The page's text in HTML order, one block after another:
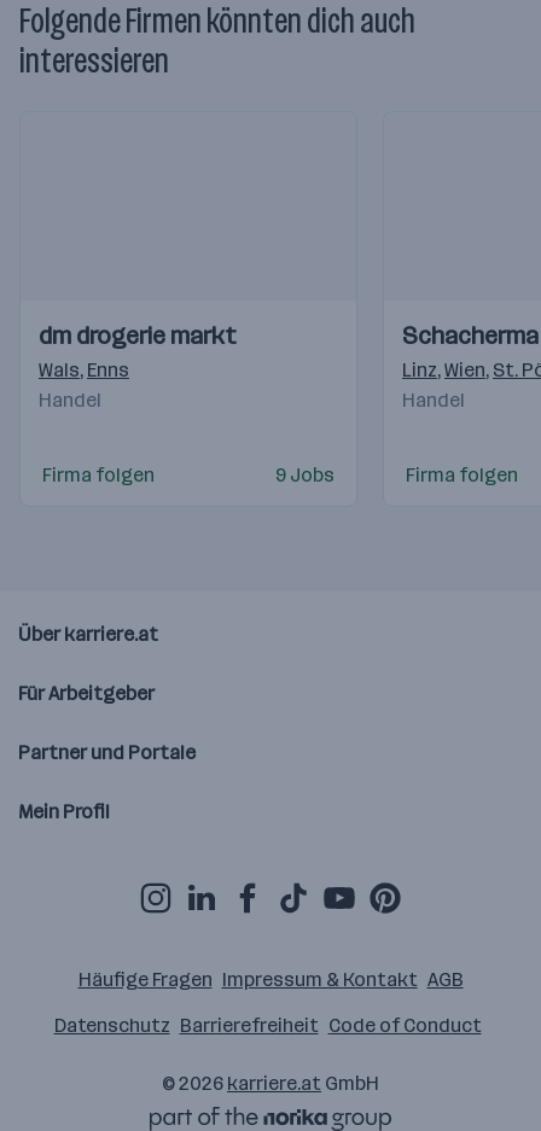
Folgende Firmen könnten dich auch
interessieren
Videos
Einblicke
Einblicke
dm drogerie markt
Wals, Enns
Handel
Firma folgen 9 Jobs
Videos
Einblicke
Einblicke
Linz,Wien, St.
Handel
Firma folgen
Über karriere.at
Für Arbeitgeber
Partner und Portale
Mein Profil
Häufige Fragen Impressum & Kontakt AGB
Datenschutz Barrierefreiheit Code of Conduct
© 2026 karriere.at GmbH